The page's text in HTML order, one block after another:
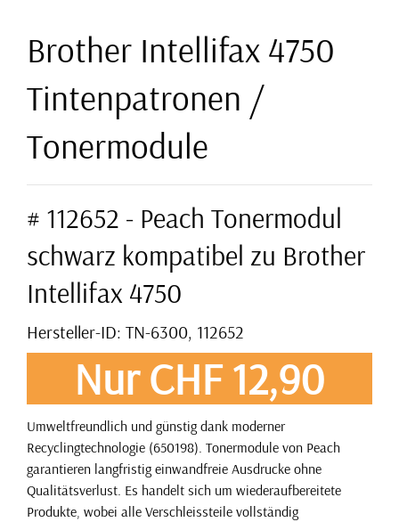
Brother Intellifax 4750
Tintenpatronen /
Tonermodule
# 112652 - Peach Tonermodul
schwarz kompatibel zu Brother
Intellifax 4750
Hersteller-ID: TN-6300, 112652
Nur CHF 12,90
Umweltfreundlich und günstig dank moderner
Recyclingtechnologie (650198). Tonermodule von Peach
garantieren langfristig einwandfreie Ausdrucke ohne
Qualitätsverlust. Es handelt sich um wiederaufbereitete
Produkte, wobei alle Verschleissteile vollständig